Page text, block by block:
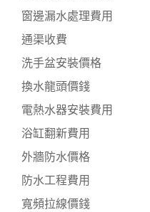
窗邊漏水處理費用
通渠收費
洗手盆安裝價格
換水龍頭價錢
電熱水器安裝費用
浴缸翻新費用
外牆防水價格
防水工程費用
寬頻拉線價錢